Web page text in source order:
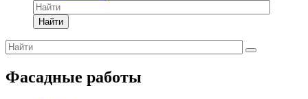
Найти
Фасадные работы